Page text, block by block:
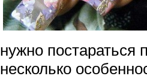
нужно постараться
несколько